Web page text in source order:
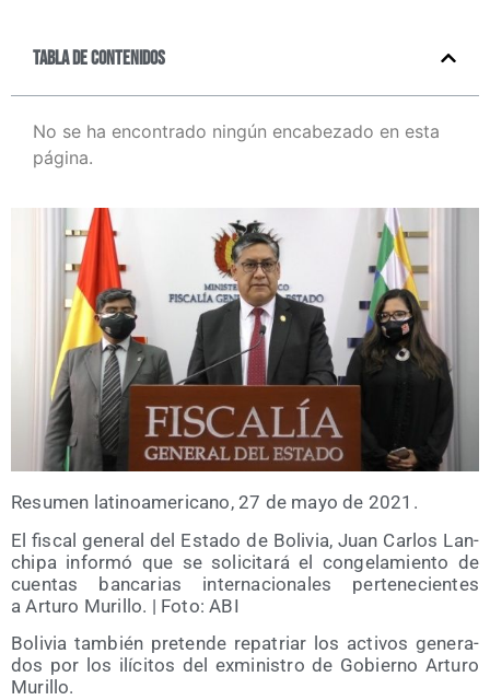
Tabla de contenidos
No se ha encontrado ningún encabezado en esta
página.
Resu­men lati­no­ame­ri­cano, 27 de mayo de 2021.
El fis­cal gene­ral del Esta­do de Boli­via, Juan Car­los Lan­
chi­pa infor­mó que se soli­ci­ta­rá el con­ge­la­mien­to de
cuen­tas ban­ca­rias inter­na­cio­na­les per­te­ne­cien­tes
a Artu­ro Muri­llo. | Foto: ABI
Boli­via tam­bién pre­ten­de repa­triar los acti­vos gene­ra­
dos por los ilí­ci­tos del exmi­nis­tro de Gobierno Artu­ro
Murillo.